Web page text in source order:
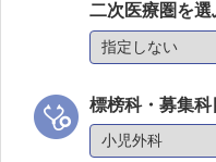
二次医療圏を選
標榜科・募集科